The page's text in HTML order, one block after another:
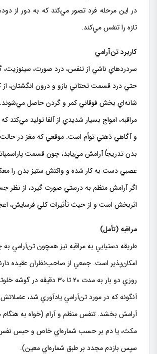
در اين مرحله فرد تصور مي‌كند كه به دور از
تازه را تنفس مي‌كند.
كاربرد تن‌آرامي
سردردهاي ناشي از تنفس، درد صورت، سينوزيت،
حتي درد قسمت تحتاني بازو و درون انگشتان،
شانه‌اي بخش فوقاني كمر و گردن حاصل مي‌شوند.
مراقبه، امواج بسيار شديدي از آلفا توليد مي‌كند
و آگاهي ذهني توأم است. موقعي كه مغز در حالت
بدن تدريجاً آرامش مي‌يابد، چون قسمت
عصبي دست به كار شده و واكنش ستيز بدن را
اگر آرامش منظم به درستي صورت گيرد، از نظر
اثربخش است و از حيث تأثيرات كلي فرسايش،
مراقبه (تأمل)
طريقه دستيابي به مراقبه نيز همچون تن‌آرامي به
امكان‌پذير است. جمعي از صاحب‌نظران عقيده
روزي دو بار به مدت 20 تا 30 دقيقه
آنگونه كه در مورد تن‌آرامي يادآوري شد،
آرامش بخشد. تنفس منظم و آرام (خواه به هنگام
مكث، يا دم بر حسب شماره‌‌اي خاص و حبس نفس
سپس بازدم مجدد بر طبق شماره‌اي معين).